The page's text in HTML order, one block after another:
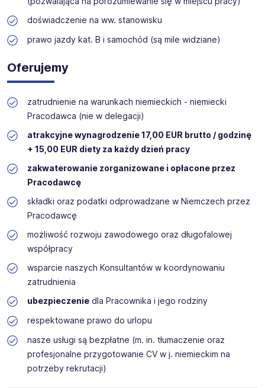
doświadczenie na ww. stanowisku
prawo jazdy kat. B i samochód (są mile widziane)
Oferujemy
zatrudnienie na warunkach niemieckich - niemiecki
Pracodawca (nie w delegacji)
atrakcyjne wynagrodzenie 17,00 EUR brutto / godzinę
+ 15,00 EUR diety za każdy dzień pracy
zakwaterowanie zorganizowane i opłacone przez
Pracodawcę
składki oraz podatki odprowadzane w Niemczech przez
Pracodawcę
możliwość rozwoju zawodowego oraz długofalowej
współpracy
wsparcie naszych Konsultantów w koordynowaniu
zatrudnienia
ubezpieczeniedla Pracownika i jego rodziny
respektowane prawo do urlopu
nasze usługi są bezpłatne (m. in. tłumaczenie oraz
profesjonalne przygotowanie CV w j. niemieckim na
potrzeby rekrutacji)